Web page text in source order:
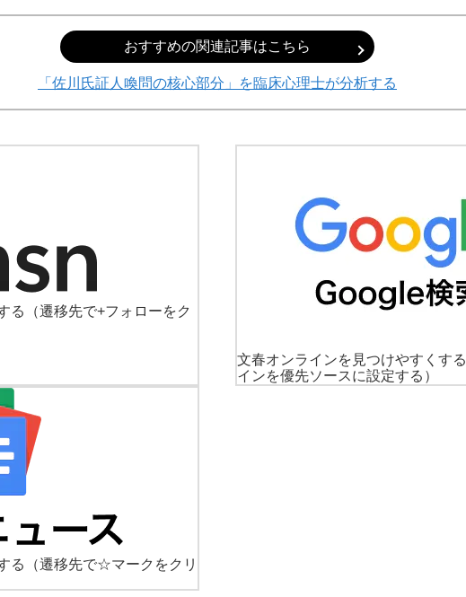
おすすめの関連記事はこちら
「佐川氏証人喚問の核心部分」を臨床心理士が分析する
る
（遷移先で+フォローをク
文春オンラインを見つけやすくする
インを優先ソースに設定する）
る
（遷移先で☆マークをクリ